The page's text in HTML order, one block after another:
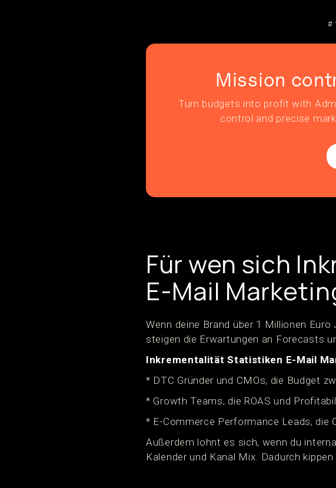
Mission
Turn budgets into profit with
control and precise
Für wen sich
E-Mail
Wenn deine Brand über 1 Millionen
steigen die Erwartungen an Forecasts
Inkrementalität Statistiken E-Mail
* DTC Gründer und CMOs, die Budget
* Growth Teams, die ROAS und
* E-Commerce Performance Leads, die
Außerdem lohnt es sich, wenn du
Kalender und Kanal Mix. Dadurch